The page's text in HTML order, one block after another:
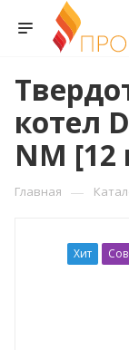
котел
NM [12
Главная —
Хит